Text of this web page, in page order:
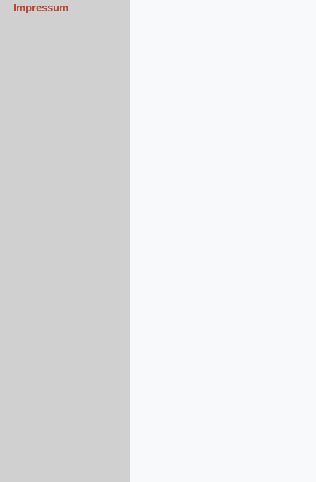
Impressum